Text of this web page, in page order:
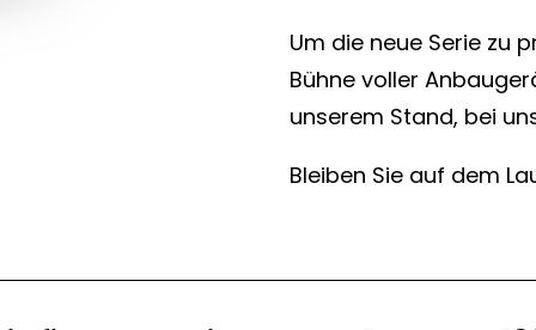
Um die neue Serie zu
Bühne voller
unserem Stand, bei
Bleiben Sie auf dem